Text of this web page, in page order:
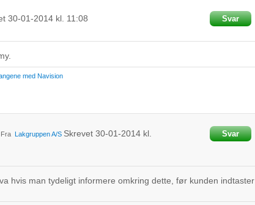
30-01-2014kl. 11:08 Svar
med Navision
Fra Lakgruppen A/S Skrevet 30-01-2014kl.
Svar
hvis man tydeligt informere omkring dette, før kunden indtaster